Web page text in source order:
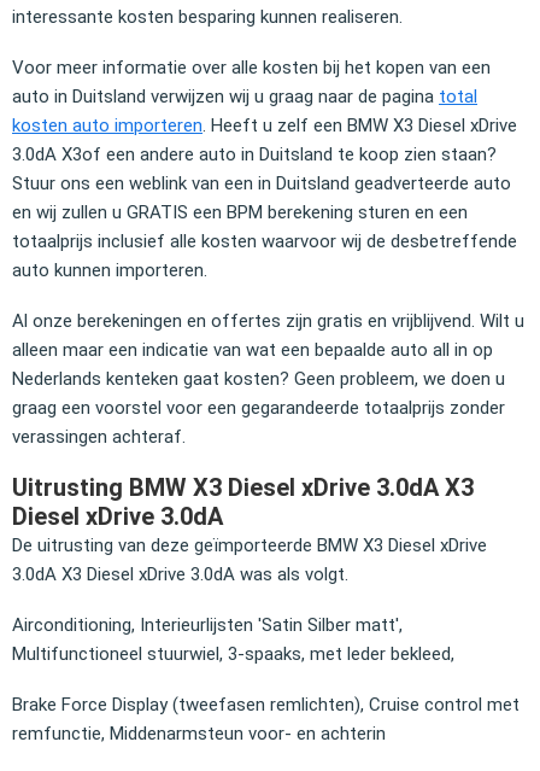
interessante kosten besparing kunnen realiseren.
Voor meer informatie over alle kosten bij het kopen van een
auto in Duitsland verwijzen wij u graag naar de pagina total
kosten auto importeren. Heeft u zelf een BMW X3 Diesel xDrive
3.0dA X3of een andere auto in Duitsland te koop zien staan?
Stuur ons een weblink van een in Duitsland geadverteerde auto
en wij zullen u GRATIS een BPM berekening sturen en een
totaalprijs inclusief alle kosten waarvoor wij de desbetreffende
auto kunnen importeren.
Al onze berekeningen en offertes zijn gratis en vrijblijvend. Wilt u
alleen maar een indicatie van wat een bepaalde auto all in op
Nederlands kenteken gaat kosten? Geen probleem, we doen u
graag een voorstel voor een gegarandeerde totaalprijs zonder
verassingen achteraf.
Uitrusting BMW X3 Diesel xDrive 3.0dA X3
Diesel xDrive 3.0dA
De uitrusting van deze geïmporteerde BMW X3 Diesel xDrive
3.0dA X3 Diesel xDrive 3.0dA was als volgt.
Airconditioning, Interieurlijsten 'Satin Silber matt',
Multifunctioneel stuurwiel, 3-spaaks, met leder bekleed,
Brake Force Display (tweefasen remlichten), Cruise control met
remfunctie, Middenarmsteun voor- en achterin